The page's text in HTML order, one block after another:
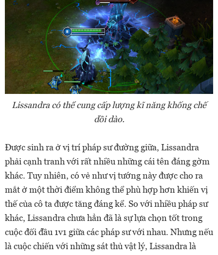
Lissandra có thể cung cấp lượng kĩ năng khống chế
dồi dào.
Được sinh ra ở vị trí pháp sư đường giữa, Lissandra
phải cạnh tranh với rất nhiều những cái tên đáng gờm
khác. Tuy nhiên, có vẻ như vị tướng này được cho ra
mắt ở một thời điểm không thể phù hợp hơn khiến vị
thế của cô ta được tăng đáng kể. So với nhiều pháp sư
khác, Lissandra chưa hẳn đã là sự lựa chọn tốt trong
cuộc đối đầu 1v1 giữa các pháp sư với nhau. Nhưng nếu
là cuộc chiến với những sát thủ vật lý, Lissandra là